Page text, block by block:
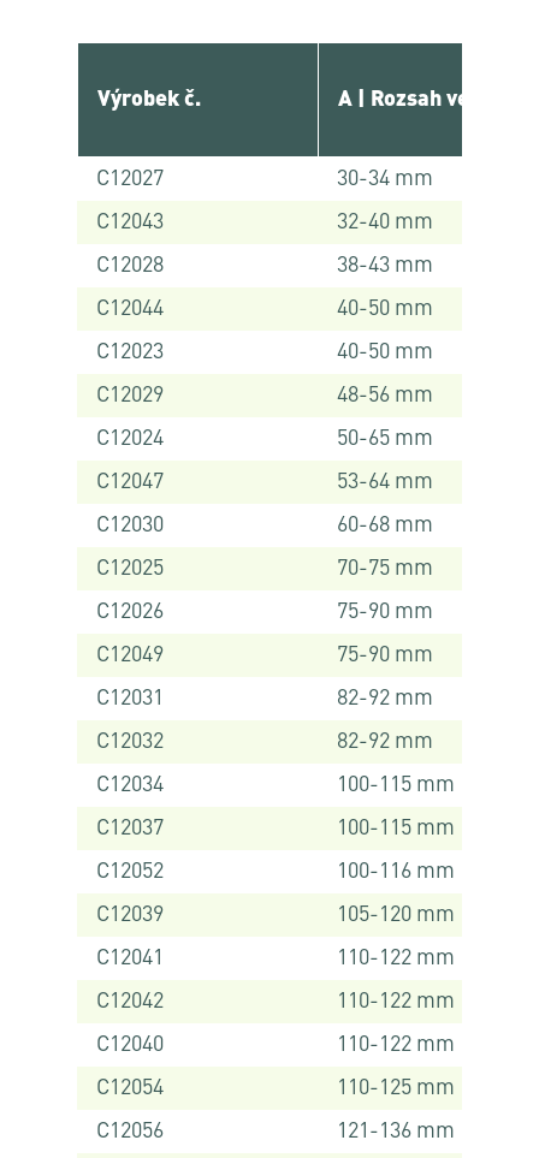
Výrobek č. A | Rozsah velikostí
C12027
30-34 mm
C12043
32-40 mm
C12028
38-43 mm
C12044
40-50 mm
C12023
40-50 mm
C12029
48-56 mm
C12024
50-65 mm
C12047
53-64 mm
C12030
60-68 mm
C12025
70-75 mm
C12026
75-90 mm
C12049
75-90 mm
C12031
82-92 mm
C12032
82-92 mm
C12034
100-115 mm
C12037
100-115 mm
C12052
100-116 mm
C12039
105-120 mm
C12041
110-122 mm
C12042
110-122 mm
C12040
110-122 mm
C12054
110-125 mm
C12056
121-136 mm